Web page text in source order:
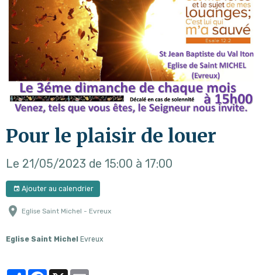
Pour le plaisir de louer
Le 21/05/2023 de 15:00 à 17:00
Ajouter au calendrier
Eglise Saint Michel - Evreux
Eglise Saint Michel Evreux